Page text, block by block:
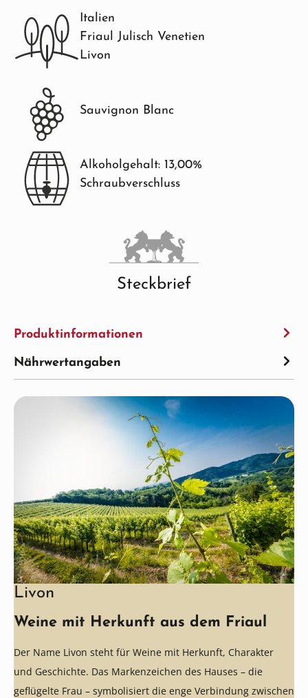
Italien
Friaul Julisch Venetien
Livon
Sauvignon Blanc
Alkoholgehalt: 13,00%
Schraubverschluss
Steckbrief
Produktinformationen
Nährwertangaben
Livon
Weine mit Herkunft aus dem Friaul
Der Name Livon steht für Weine mit Herkunft, Charakter
und Geschichte. Das Markenzeichen des Hauses – die
geflügelte Frau – symbolisiert die enge Verbindung zwischen